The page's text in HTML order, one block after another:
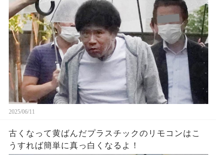
2025/06/11
古くなって黄ばんだプラスチックのリモコンはこ
うすれば簡単に真っ白くなるよ！